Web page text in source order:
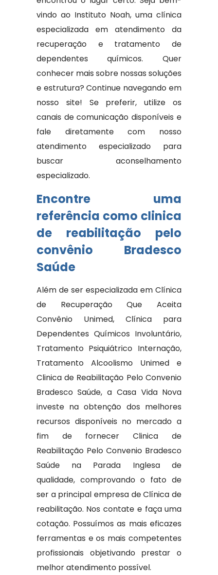
vindo ao Instituto Noah, uma clínica
especializada em atendimento da
recuperação e tratamento de
dependentes químicos. Quer
conhecer mais sobre nossas soluções
e estrutura? Continue navegando em
nosso site! Se preferir, utilize os
canais de comunicação disponíveis e
fale diretamente com nosso
atendimento especializado para
buscar aconselhamento
especializado.
Encontre uma
referência como clinica
de reabilitação pelo
convênio Bradesco
Saúde
Além de ser especializada em Clínica
de Recuperação Que Aceita
Convênio Unimed, Clínica para
Dependentes Químicos Involuntário,
Tratamento Psiquiátrico Internação,
Tratamento Alcoolismo Unimed e
Clinica de Reabilitação Pelo Convenio
Bradesco Saúde, a Casa Vida Nova
investe na obtenção dos melhores
recursos disponíveis no mercado a
fim de fornecer Clinica de
Reabilitação Pelo Convenio Bradesco
Saúde na Parada Inglesa de
qualidade, comprovando o fato de
ser a principal empresa de Clínica de
reabilitação. Nos contate e faça uma
cotação. Possuímos as mais eficazes
ferramentas e os mais competentes
profissionais objetivando prestar o
melhor atendimento possível.